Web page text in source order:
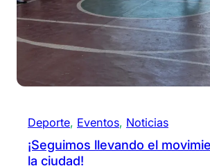
Deporte, Eventos, Noticias
¡Seguimos llevando el
la ciudad!